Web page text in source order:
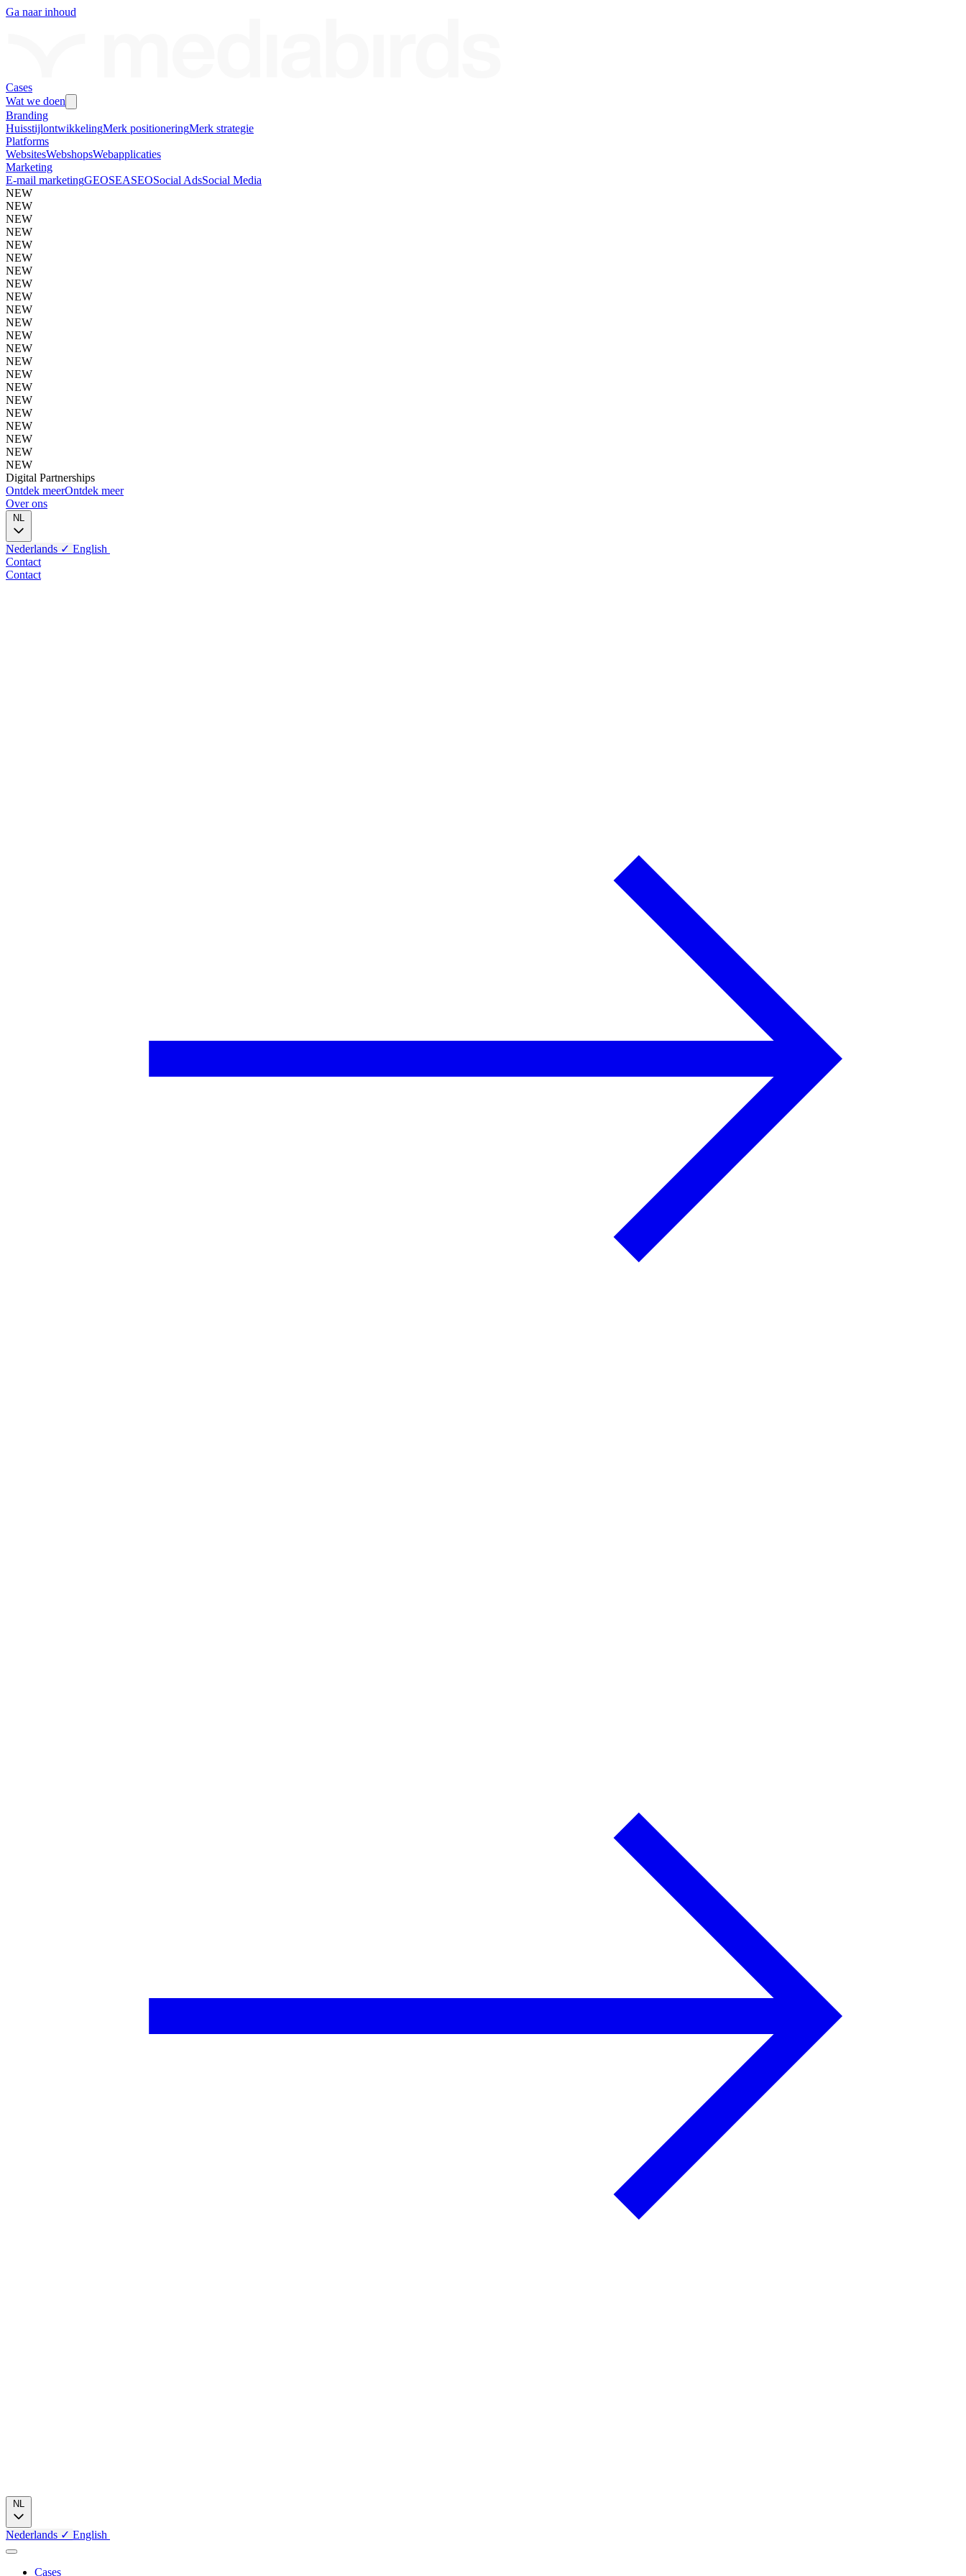
Ga naar inhoud
Cases
Wat we doen
Branding
HuisstijlontwikkelingMerk positioneringMerk strategie
Platforms
WebsitesWebshopsWebapplicaties
Marketing
E-mail marketingGEOSEASEOSocial AdsSocial Media
NEW
NEW
NEW
NEW
NEW
NEW
NEW
NEW
NEW
NEW
NEW
NEW
NEW
NEW
NEW
NEW
NEW
NEW
NEW
NEW
NEW
NEW
Digital Partnerships
Ontdek meerOntdek meer
Over ons
NL
Nederlands ✓ English
Contact
Contact
NL
Nederlands ✓ English
Cases